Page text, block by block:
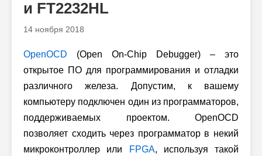
и FT2232HL
14 ноября 2018
OpenOCD (Open On-Chip Debugger) – это
открытое ПО для программирования и отладки
различного железа. Допустим, к вашему
компьютеру подключен один из программаторов,
поддерживаемых проектом. OpenOCD
позволяет сходить через программатор в некий
микроконтроллер или
FPGA, используя такой